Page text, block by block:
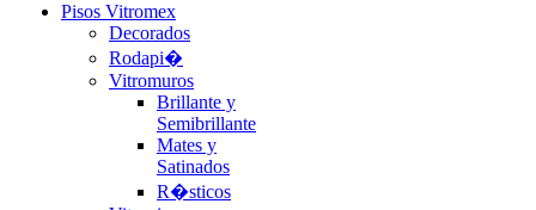
Pisos Vitromex
Decorados
Rodapi�
Vitromuros
Brillante y
Semibrillante
Mates y
Satinados
R�sticos